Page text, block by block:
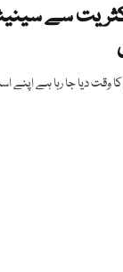
اکثریت سے
کا وقت دیا جا رہا ہے اپنے